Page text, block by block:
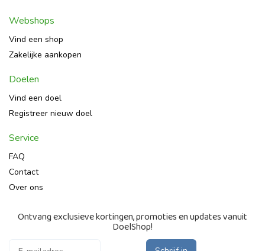
Webshops
Vind een shop
Zakelijke aankopen
Doelen
Vind een doel
Registreer nieuw doel
Service
FAQ
Contact
Over ons
Ontvang exclusieve kortingen, promoties en updates vanuit
DoelShop!